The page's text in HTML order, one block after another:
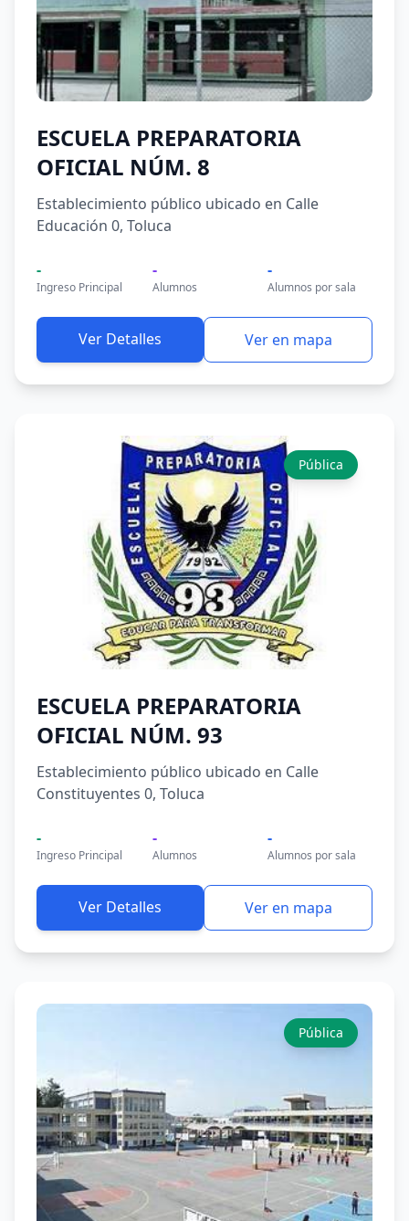
ESCUELA PREPARATORIA
OFICIAL NÚM. 8
Establecimiento público ubicado en Calle
Educación 0, Toluca
-
Ingreso Principal
-
Alumnos
-
Alumnos por sala
Ver Detalles Ver en mapa
Pública
ESCUELA PREPARATORIA
OFICIAL NÚM. 93
Establecimiento público ubicado en Calle
Constituyentes 0, Toluca
-
Ingreso Principal
-
Alumnos
-
Alumnos por sala
Ver Detalles Ver en mapa
Pública